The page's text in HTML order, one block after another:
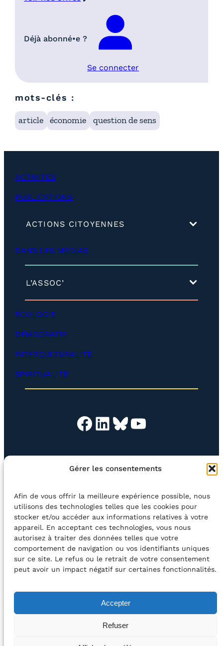
Gérer les consentements
Afin de vous offrir la meilleure expérience possible, nous
utilisons des technologies telles que les cookies pour
stocker et/ou accéder aux informations relatives à votre
appareil. En acceptant ces technologies, vous nous
autorisez à traiter des données telles que votre
comportement de navigation ou vos identifiants uniques
sur ce site. Le refus ou le retrait de votre consentement
peut avoir un impact négatif sur certaines fonctionnalités.
Accepter
Refuser
Déjà abonné•e ?
Se connecter
mots-clés :
article économie question de sens
ACTIVITÉS
PUBLICATIONS
ACTIONS CITOYENNES
p
DANS LES MÉDIAS
L’ASSOC’
é
l
o
p
e
r
)
ÉCOLOGIE
DÉMOCRATIE
INTERCULTURALITÉ
SPIRITUALITÉ
Facebook LinkedIn Bluesky YouTube
EN QUESTION BOUTIQUE NEWSLETTER
CONTACT
Rechercher
©2026 Centre Avec asblBE33 5230​ 8091​ 4546
avec le soutien de la Fédération Wallonie-Bruxelles
POLITIQUE DE CONFIDENTIALITÉ